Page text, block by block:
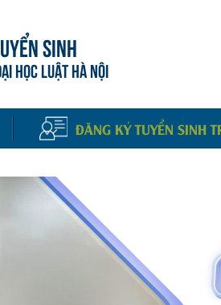
SINH
HỌC LUẬT HÀ NỘI
ĐĂNG KÝ TUYỂN SINH